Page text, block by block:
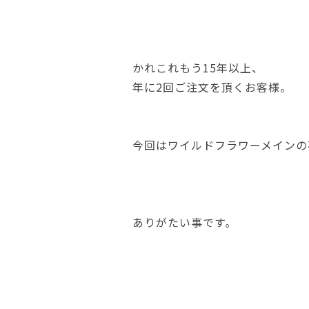
かれこれもう15年以上、
年に2回ご注文を頂くお客様。
今回はワイルドフラワーメイン
ありがたい事です。